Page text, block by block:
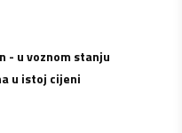
- u voznom stanju
u istoj cijeni